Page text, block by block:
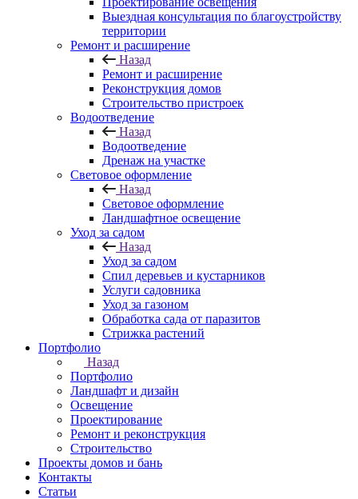
Выездная консультация по благоустройству
территории
Ремонт и расширение
Назад
Ремонт и расширение
Реконструкция домов
Строительство пристроек
Водоотведение
Назад
Водоотведение
Дренаж на участке
Световое оформление
Назад
Световое оформление
Ландшафтное освещение
Уход за садом
Назад
Уход за садом
Спил деревьев и кустарников
Услуги садовника
Уход за газоном
Обработка сада от паразитов
Стрижка растений
Портфолио
Назад
Портфолио
Ландшафт и дизайн
Освещение
Проектирование
Ремонт и реконструкция
Строительство
Проекты домов и бань
Контакты
Статьи